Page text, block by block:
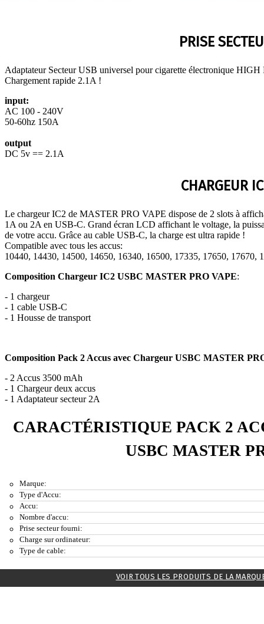
PRISE
Adaptateur Secteur USB universel pour cigarette électronique
Chargement rapide 2.1A !
input:
AC 100 - 240V
50-60hz 150A
output
DC 5v == 2.1A
CHARGEUR
Le chargeur IC2 de MASTER PRO VAPE dispose de 2 slots à
1A ou 2A en USB-C. Grand écran LCD affichant le voltage, la
de votre accu. Grâce au cable USB-C, la charge est ultra rapide !
Compatible avec tous les accus:
10440, 14430, 14500, 14650, 16340, 16500, 17335, 17650, 17670,
Composition Chargeur IC2 USBC MASTER PRO VAPE:
- 1 chargeur
- 1 cable USB-C
- 1 Housse de transport
Composition Pack 2 Accus avec Chargeur USBC MASTER
- 2 Accus 3500 mAh
- 1 Chargeur deux accus
- 1 Adaptateur secteur 2A
CARACTÉRISTIQUE PACK 2
USBC MASTER
Marque:
Type d'Accu:
Accu:
Nombre d'accu:
Prise secteur fourni:
Charge sur ordinateur:
Type de cable:
VOIR TOUS LES PRODUITS DE LA